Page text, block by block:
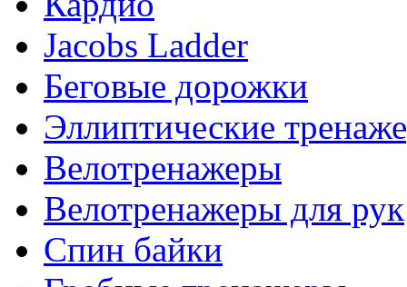
Jacobs Ladder
Беговые дорожки
Эллиптические
Велотренажеры
Велотренажеры для рук
Спин байки